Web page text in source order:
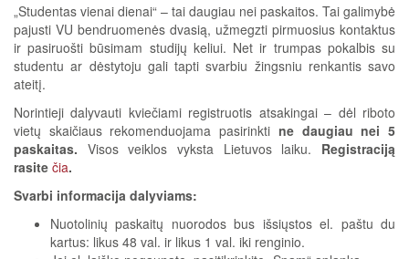
„Studentas vienai dienai“ – tai daugiau nei paskaitos. Tai galimybė
pajusti VU bendruomenės dvasią, užmegzti pirmuosius kontaktus
ir pasiruošti būsimam studijų keliui. Net ir trumpas pokalbis su
studentu ar dėstytoju gali tapti svarbiu žingsniu renkantis savo
ateitį.
Norintieji dalyvauti kviečiami registruotis atsakingai – dėl riboto
vietų skaičiaus rekomenduojama pasirinkti ne daugiau nei 5
paskaitas. Visos veiklos vyksta Lietuvos laiku. Registraciją
rasite čia.
Svarbi informacija dalyviams:
Nuotolinių paskaitų nuorodos bus išsiųstos el. paštu du
kartus: likus 48 val. ir likus 1 val. iki renginio.